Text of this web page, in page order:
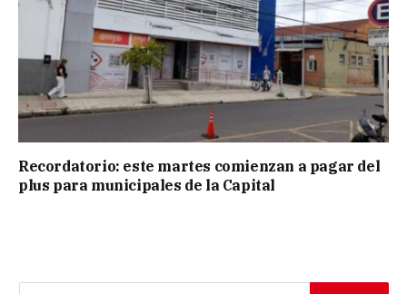
Recordatorio: este martes comienzan a pagar del
plus para municipales de la Capital